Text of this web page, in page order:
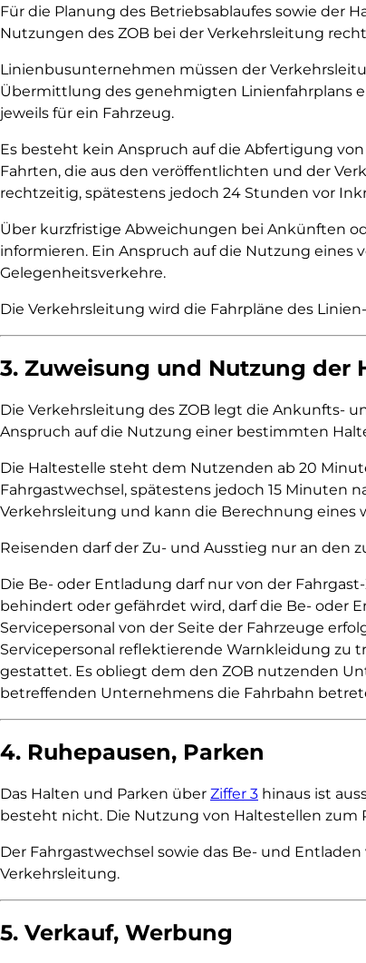
Für die Planung des Betriebsablaufes sowie der
Nutzungen des ZOB bei der Verkehrsleitung
Linienbusunternehmen müssen der
Übermittlung des genehmigten Linienfahrplans
jeweils für ein Fahrzeug.
Es besteht kein Anspruch auf die Abfertigung
Fahrten, die aus den veröffentlichten und der
rechtzeitig, spätestens jedoch 24 Stunden vor
Über kurzfristige Abweichungen bei Ankünften
informieren. Ein Anspruch auf die Nutzung
Gelegenheitsverkehre.
Die Verkehrsleitung wird die Fahrpläne des
3. Zuweisung und Nutzung der
Die Verkehrsleitung des ZOB legt die Ankunfts-
Anspruch auf die Nutzung einer bestimmten
Die Haltestelle steht dem Nutzenden ab 20
Fahrgastwechsel, spätestens jedoch 15 Minuten
Verkehrsleitung und kann die Berechnung
Reisenden darf der Zu- und Ausstieg nur an den
Die Be- oder Entladung darf nur von der
behindert oder gefährdet wird, darf die Be- oder
Servicepersonal von der Seite der Fahrzeuge
Servicepersonal reflektierende Warnkleidung zu
gestattet. Es obliegt dem den ZOB nutzenden
betreffenden Unternehmens die Fahrbahn
4. Ruhepausen, Parken
Das Halten und Parken über Ziffer 3 hinaus ist
besteht nicht. Die Nutzung von Haltestellen zum
Der Fahrgastwechsel sowie das Be- und
Verkehrsleitung.
5. Verkauf, Werbung